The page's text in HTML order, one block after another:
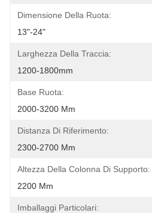
Dimensione Della Ruota:
13"-24"
Larghezza Della Traccia:
1200-1800mm
Base Ruota:
2000-3200 Mm
Distanza Di Riferimento:
2300-2700 Mm
Altezza Della Colonna Di Supporto:
2200 Mm
Imballaggi Particolari: